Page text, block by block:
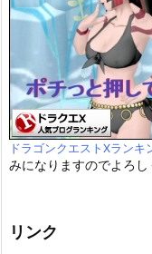
ドラゴンクエストXランキ
みになりますのでよろし
リンク